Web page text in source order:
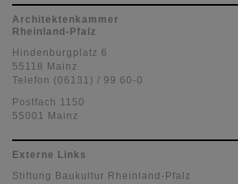
Architektenkammer
Rheinland-Pfalz
Hindenburgplatz 6
55118 Mainz
Telefon (06131) / 99 60-0
Postfach 1150
55001 Mainz
Externe Links
Stiftung Baukultur Rheinland-Pfalz